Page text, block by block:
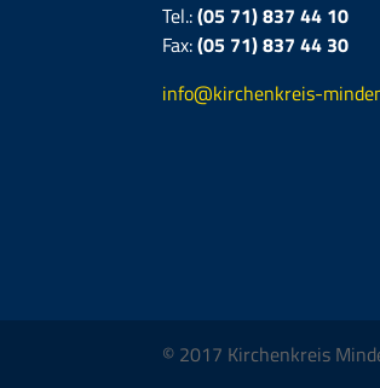
Tel.:(05 71) 837 44 10
Fax:(05 71)837 44 30
info@kirchenkreis-
© 2017 Kirchenkreis